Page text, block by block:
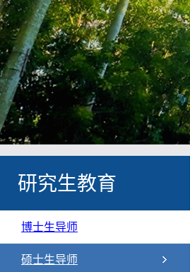
研究生教育
博士生导师
硕士生导师